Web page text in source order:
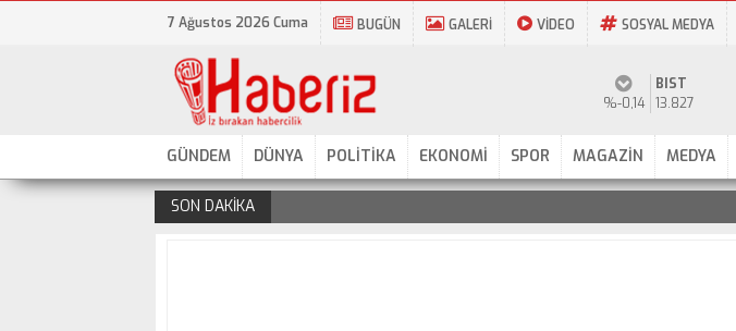
7 Ağustos 2026 Cuma BUGÜN GALERİ VİDEO SOSYAL MEDYA
%-0,14
BIST
13.827
GÜNDEM DÜNYA POLİTİKA EKONOMİ SPOR MAGAZİN MEDYA
SON DAKİKA